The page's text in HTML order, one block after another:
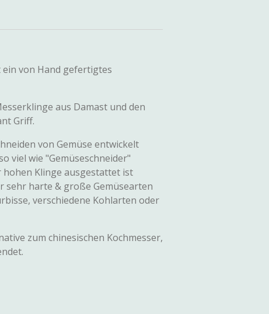
ein von Hand gefertigtes
aus Damast und den
Griff.
von Gemüse entwickelt
viel wie "Gemüseschneider"
hohen Klinge ausgestattet ist
sehr harte & große Gemüsearten
verschiedene Kohlarten oder
zum chinesischen Kochmesser,